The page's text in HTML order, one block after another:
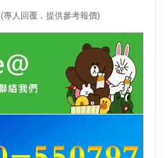
(專人回覆，提供參考報價)